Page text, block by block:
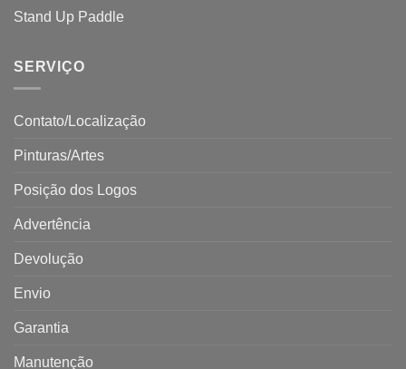
Stand Up Paddle
SERVIÇO
Contato/Localização
Pinturas/Artes
Posição dos Logos
Advertência
Devolução
Envio
Garantia
Manutenção